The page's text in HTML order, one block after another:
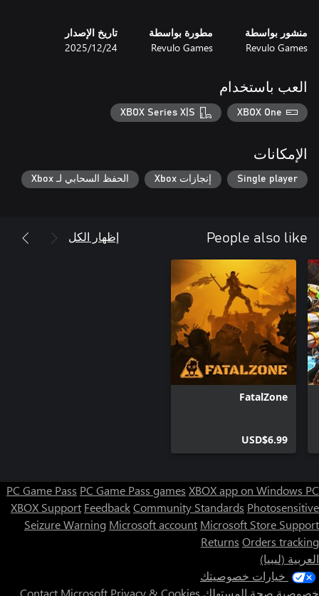
Fight massive swarms of enemies that grow stronger, faster, and
Collect upgrades during every run and unlock permanent boosts
Face hordes of killer snowmen, deranged elves, icy beasts, and
منشور بواسطة
Revulo Games
مطورة بواسطة
Revulo Games
تاريخ الإصدار
24‏/12‏/2025
العب باستخدام
XBOX One
XBOX Series X|S
الإمكانات
Single player إنجازات Xbox الحفظ السحابي لـ Xbox
People also like إظهار الكل
FatalZone
USD$6.99
PC Game Pass PC Game Pass games XBOX app on Windows PC
XBOX Support FeedbackCommunity Standards Photosensitive
Seizure Warning Microsoft account Microsoft Store Support
Returns Orders tracking
العربية (ليبيا)
خيارات خصوصيتك
خصوصية صحة المستهلك
Contact Microsoft Privacy & Cookies